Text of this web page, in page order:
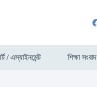
/ এস্যাইনমেন্ট শিক্ষা সংবাদ